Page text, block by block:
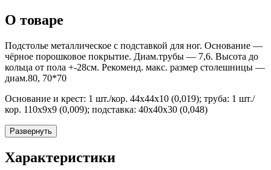
О товаре
Подстолье металлическое с подставкой для ног. Основание —
чёрное порошковое покрытие. Диам.трубы — 7,6. Высота до
кольца от пола +-28см. Рекоменд. макс. размер столешницы —
диам.80, 70*70
Основание и крест: 1 шт./кор. 44х44х10 (0,019); труба: 1 шт./
кор. 110х9х9 (0,009); подставка: 40х40х30 (0,048)
Развернуть
Характеристики